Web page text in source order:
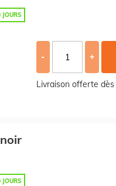
- +
Livraison offerte dès